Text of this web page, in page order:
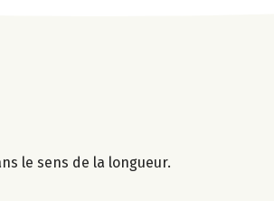
le sens de la longueur.